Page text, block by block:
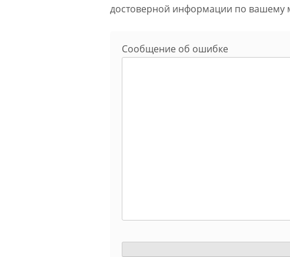
достоверной информации по вашему
Сообщение об ошибке